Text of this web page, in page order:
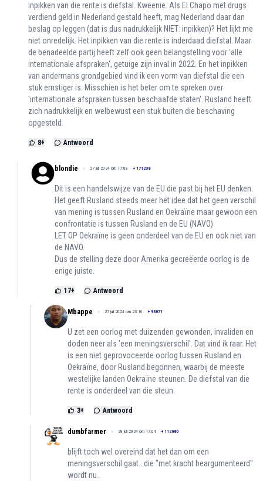
inpikken van die rente is diefstal. Kweenie. Als El Chapo met drugs
verdiend geld in Nederland gestald heeft, mag Nederland daar dan
beslag op leggen (dat is dus nadrukkelijk NIET: inpikken)? Het lijkt me
niet onredelijk. Het inpikken van die rente is inderdaad diefstal. Maar
de benadeelde partij heeft zelf ook geen belangstelling voor 'alle
internationale afspraken', getuige zijn inval in 2022. En het inpikken
van andermans grondgebied vind ik een vorm van diefstal die een
stuk ernstiger is. Misschien is het beter om te spreken over
'internationale afspraken tussen beschaafde staten'. Rusland heeft
zich nadrukkelijk en welbewust een stuk buiten die beschaving
opgesteld.
8+ Antwoord
blondie 27 juli 2024 om 17:08 + 171238
Dit is een handelswijze van de EU die past bij het EU denken.
Het geeft Rusland steeds meer het idee dat het geen verschil
van mening is tussen Rusland en Oekraïne maar gewoon een
confrontatie is tussen Rusland en de EU (NAVO)
LET OP Oekraïne is geen onderdeel van de EU en ook niet van
de NAVO.
Dus de stelling deze door Amerika gecreëerde oorlog is de
enige juiste.
17+ Antwoord
Mbappe 27 juli 2024 om 23:10 + 93071
U zet een oorlog met duizenden gewonden, invaliden en
doden neer als 'een meningsverschil'. Dat vind ik raar. Het
is een niet geprovoceerde oorlog tussen Rusland en
Oekraïne, door Rusland begonnen, waarbij de meeste
westelijke landen Oekraïne steunen. De diefstal van die
rente is onderdeel van die steun.
3+ Antwoord
dumbfarmer 28 juli 2024 om 17:04 + 112680
blijft toch wel overeind dat het dan om een
meningsverschil gaat.. die "met kracht beargumenteerd"
wordt nu..